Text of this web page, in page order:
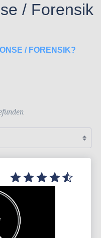
/ Forensik
/ FORENSIK?